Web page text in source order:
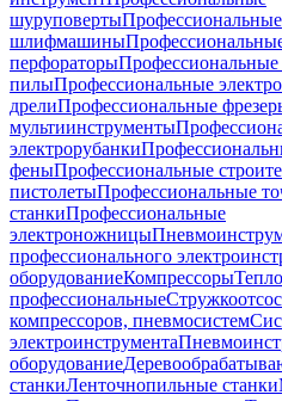
шуруповертыПрофессиональные
шлифмашины
перфораторы
пилыПрофессиональные
дрелиПрофессиональные
мультиинструменты
электрорубанки
феныПрофессиональные
пистолетыПрофессиональные
станкиПрофессиональные
электроножницы
профессионального
оборудованиеКомпрессоры
профессиональные
компрессоров, пневмосистем
электроинструмента
оборудование
станкиЛенточнопильные станки